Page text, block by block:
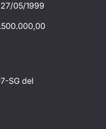
05/1999
SG del